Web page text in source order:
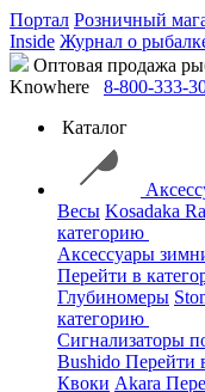
Портал Розничный
Inside Журнал о
Оптовая продажа
Knowhere
8-800-333-
Каталог
Весы Kosadaka
категорию
Аксессуары
Перейти в
Глубиномеры
категорию
Сигнализаторы
Bushido Перейти
Квоки Akara